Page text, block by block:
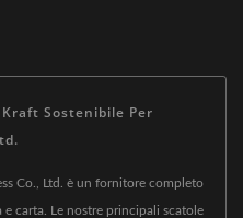
Sostenibile Per
Co., Ltd. è un fornitore completo
carta. Le nostre principali scatole